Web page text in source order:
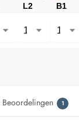
L2 B1
Beoordelingen 1